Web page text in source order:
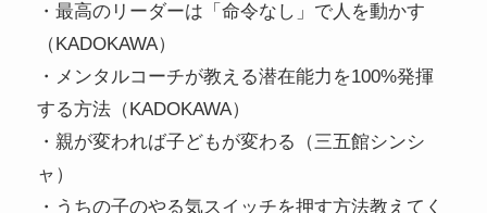
・最高のリーダーは「命令なし」で人を動かす
（KADOKAWA）
・メンタルコーチが教える潜在能力を100%発揮
する方法（KADOKAWA）
・親が変われば子どもが変わる（三五館シンシ
ャ）
・うちの子のやる気スイッチを押す方法教えてく